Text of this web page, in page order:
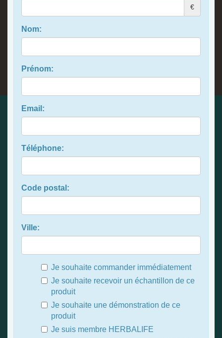
€
Nom:
Prénom:
Email:
Téléphone:
Code postal:
Ville:
Je souhaite commander immédiatement
Je souhaite recevoir un échantillon de ce
produit
Je souhaite une démonstration de ce
produit
Je suis membre HERBALIFE